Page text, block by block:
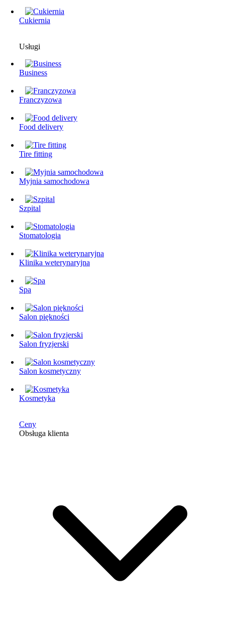
Cukiernia
Usługi
Business
Franczyzowa
Food delivery
Tire fitting
Myjnia samochodowa
Szpital
Stomatologia
Klinika weterynaryjna
Spa
Salon piękności
Salon fryzjerski
Salon kosmetyczny
Kosmetyka
Ceny
Obsługa klienta